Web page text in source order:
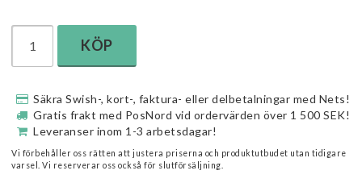
KÖP
Säkra Swish-, kort-, faktura- eller delbetalningar med Nets!
Gratis frakt med PosNord vid ordervärden över 1 500 SEK!
Leveranser inom 1-3 arbetsdagar!
Vi förbehåller oss rätten att justera priserna och produktutbudet utan tidigare
varsel. Vi reserverar oss också för slutförsäljning.